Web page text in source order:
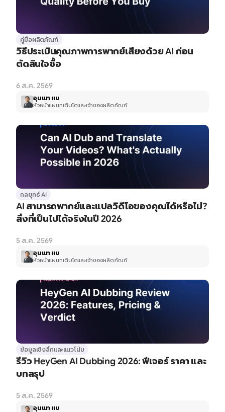
คู่มือผลิตภัณฑ์
วิธีประเมินคุณภาพการพากย์เสียงด้วย AI ก่อน
ตัดสินใจซื้อ
6 ส.ค. 2569
อุนแท แบ
หัวหน้าแผนกเติบโตและเจ้าของผลิตภัณฑ์
กลยุทธ์ AI
AI สามารถพากย์และแปลวิดีโอของคุณได้หรือไม่?
สิ่งที่เป็นไปได้จริงในปี 2026
5 ส.ค. 2569
อุนแท แบ
หัวหน้าแผนกเติบโตและเจ้าของผลิตภัณฑ์
ข้อมูลเชิงลึกและแนวโน้ม
รีวิว HeyGen AI Dubbing 2026: ฟีเจอร์ ราคา และ
บทสรุป
5 ส.ค. 2569
อุนแท แบ